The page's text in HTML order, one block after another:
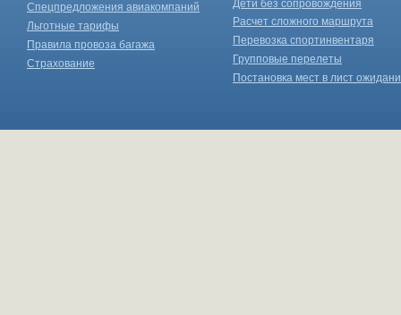
Спецпредложения авиакомпаний
Льготные тарифы
Правила провоза багажа
Страхование
Дети без сопровождения
Расчет сложного маршрута
Перевозка спортинвентаря
Групповые перелеты
Постановка мест в лист